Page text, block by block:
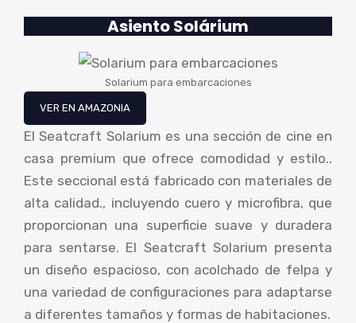
AsientoSolárium
Solarium para embarcaciones
VER EN AMAZONIA
El Seatcraft Solarium es una sección de cine en
casa premium que ofrece comodidad y estilo..
Este seccional está fabricado con materiales de
alta calidad., incluyendo cuero y microfibra, que
proporcionan una superficie suave y duradera
para sentarse. El Seatcraft Solarium presenta
un diseño espacioso, con acolchado de felpa y
una variedad de configuraciones para adaptarse
a diferentes tamaños y formas de habitaciones.